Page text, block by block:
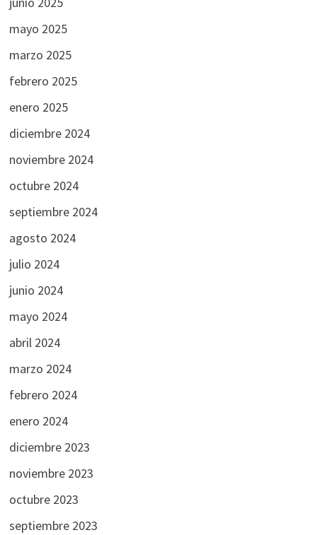
mayo 2025
marzo 2025
febrero 2025
enero 2025
diciembre 2024
noviembre 2024
octubre 2024
septiembre 2024
agosto 2024
julio 2024
junio 2024
mayo 2024
abril 2024
marzo 2024
febrero 2024
enero 2024
diciembre 2023
noviembre 2023
octubre 2023
septiembre 2023